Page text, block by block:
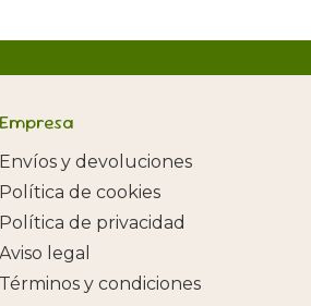
Empresa
Envíos y devoluciones
Política de cookies
Política de privacidad
Aviso legal
Términos y condiciones